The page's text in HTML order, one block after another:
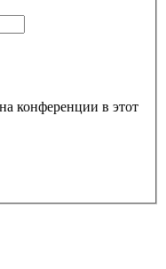
конференции в этот